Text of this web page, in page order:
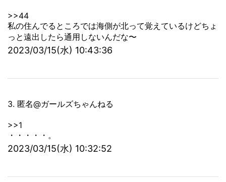
>>44
私の住んでるところでは海側が北って覚えているけどちょ
っと遠出したら通用しないんだな〜
2023/03/15(水) 10:43:36
3. 匿名@ガールズちゃんねる
>>1
・・・・・。
2023/03/15(水) 10:32:52